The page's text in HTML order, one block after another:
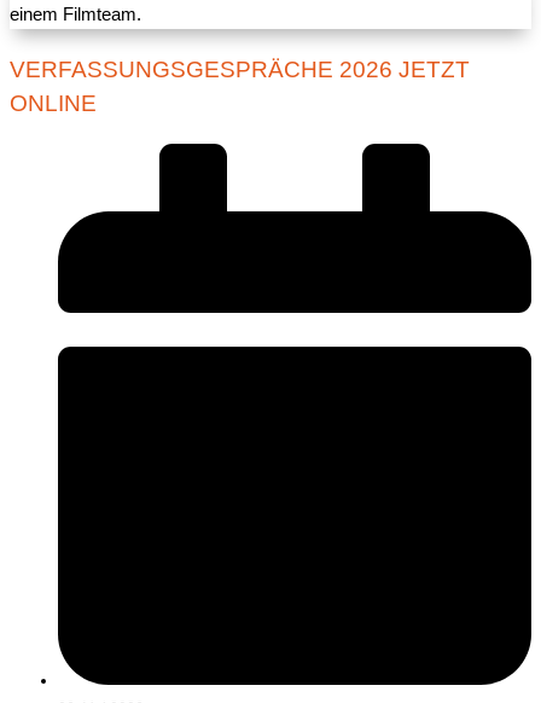
VERFASSUNGSGESPRÄCHE 2026 JETZT
ONLINE